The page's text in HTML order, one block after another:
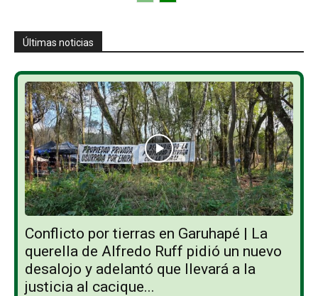
Últimas noticias
Conflicto por tierras en Garuhapé | La
querella de Alfredo Ruff pidió un nuevo
desalojo y adelantó que llevará a la
justicia al cacique...